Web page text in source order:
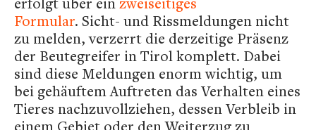
Formular. Sicht- und Rissmeldungen nicht
zu melden, verzerrt die derzeitige Präsenz
der Beutegreifer in Tirol komplett. Dabei
sind diese Meldungen enorm wichtig, um
bei gehäuftem Auftreten das Verhalten eines
Tieres nachzuvollziehen, dessen Verbleib in